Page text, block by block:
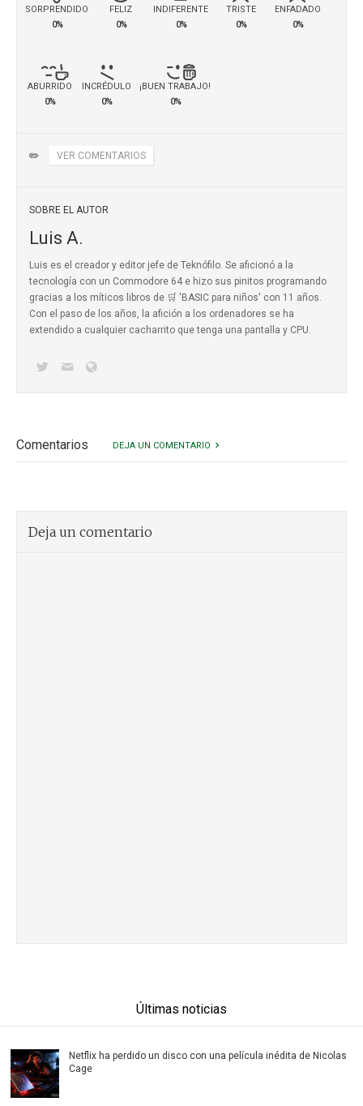
SORPRENDIDO
0%
FELIZ
0%
INDIFERENTE
0%
TRISTE
0%
ENFADADO
0%
ABURRIDO
0%
INCRÉDULO
0%
¡BUEN TRABAJO!
0%
✏️ VER COMENTARIOS
SOBRE EL AUTOR
Luis A.
Luis es el creador y editor jefe de Teknófilo. Se aficionó a la
tecnología con un Commodore 64 e hizo sus pinitos programando
gracias a los míticos libros de 🛒 'BASIC para niños' con 11 años.
Con el paso de los años, la afición a los ordenadores se ha
extendido a cualquier cacharrito que tenga una pantalla y CPU.
Comentarios DEJA UN COMENTARIO
Deja un comentario
Últimas noticias
Netflix ha perdido un disco con una película inédita de Nicolas
Cage